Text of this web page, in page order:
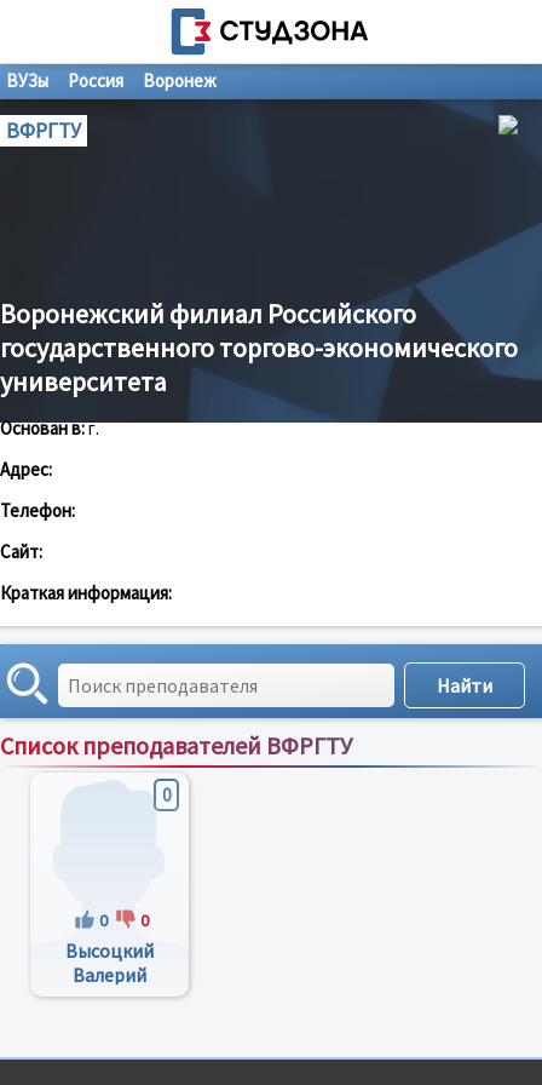
ВУЗы Россия Воронеж
ВФРГТУ
Воронежский филиал Российского
государственного торгово-экономического
университета
Основан в:г.
Адрес:
Телефон:
Сайт:
Краткая информация:
Список преподавателей ВФРГТУ
Сортировка по:имени;рейтингу;отзывам
0
0 0
Высоцкий
Валерий
Викторович